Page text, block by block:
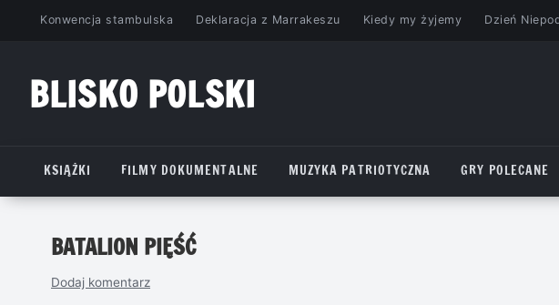
PrzejdźKonwencja stambulska Deklaracja z Marrakeszu Kiedy my żyjemy Dzień
BLISKO POLSKI
KSIĄŻKI
FILMY DOKUMENTALNE MUZYKA PATRIOTYCZNA GRY POLECANE
BATALION PIĘŚĆ
Dodaj komentarz